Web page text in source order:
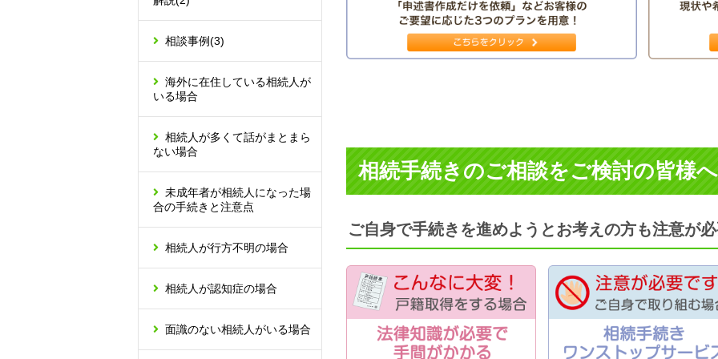
相続手続きのご相談をご検討の皆様へ
ご自身で手続きを進めようとお考えの方も注意が
相談事例(3)
海外に在住している相続人が
いる場合
相続人が多くて話がまとまら
ない場合
未成年者が相続人になった場
合の手続きと注意点
相続人が行方不明の場合
相続人が認知症の場合
面識のない相続人がいる場合